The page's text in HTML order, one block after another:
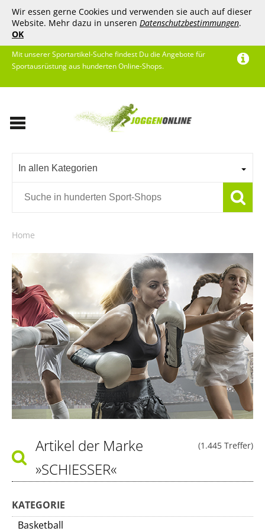
Wir essen gerne Cookies und verwenden sie auch auf dieser
Website. Mehr dazu in unseren Datenschutzbestimmungen.
OK
Mit unserer Sportartikel-Suche findest Du die Angebote für
Sportausrüstung aus hunderten Online-Shops.
In allen Kategorien
Home
(1.445 Treffer)
Artikel der Marke
»SCHIESSER«
KATEGORIE
Basketball